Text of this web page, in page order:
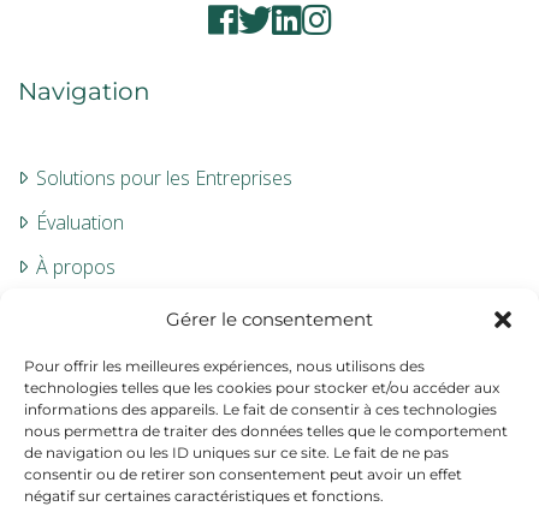
Gérer le consentement
Pour offrir les meilleures expériences, nous utilisons des
technologies telles que les cookies pour stocker et/ou accéder aux
informations des appareils. Le fait de consentir à ces technologies
nous permettra de traiter des données telles que le comportement
de navigation ou les ID uniques sur ce site. Le fait de ne pas
consentir ou de retirer son consentement peut avoir un effet
négatif sur certaines caractéristiques et fonctions.
Navigation
Solutions pour les Entreprises
Évaluation
À propos
Informations
Mentions légales
CGV